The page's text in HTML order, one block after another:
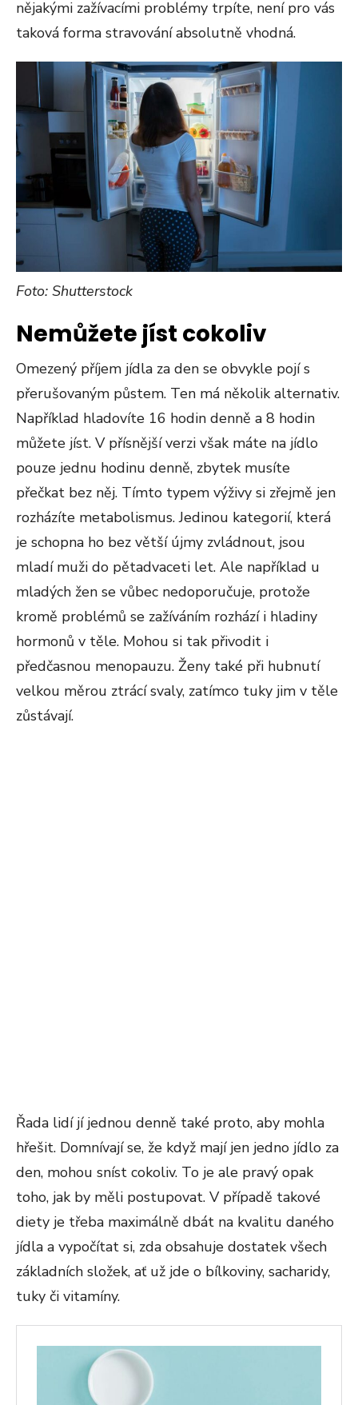
nějakými zažívacími problémy trpíte, není pro vás
taková forma stravování absolutně vhodná.
Foto: Shutterstock
Nemůžete jíst cokoliv
Omezený příjem jídla za den se obvykle pojí s
přerušovaným půstem. Ten má několik alternativ.
Například hladovíte 16 hodin denně a 8 hodin
můžete jíst. V přísnější verzi však máte na jídlo
pouze jednu hodinu denně, zbytek musíte
přečkat bez něj. Tímto typem výživy si zřejmě jen
rozházíte metabolismus. Jedinou kategorií, která
je schopna ho bez větší újmy zvládnout, jsou
mladí muži do pětadvaceti let. Ale například u
mladých žen se vůbec nedoporučuje, protože
kromě problémů se zažíváním rozhází i hladiny
hormonů v těle. Mohou si tak přivodit i
předčasnou menopauzu. Ženy také při hubnutí
velkou měrou ztrácí svaly, zatímco tuky jim v těle
zůstávají.
Řada lidí jí jednou denně také proto, aby mohla
hřešit. Domnívají se, že když mají jen jedno jídlo za
den, mohou sníst cokoliv. To je ale pravý opak
toho, jak by měli postupovat. V případě takové
diety je třeba maximálně dbát na kvalitu daného
jídla a vypočítat si, zda obsahuje dostatek všech
základních složek, ať už jde o bílkoviny, sacharidy,
tuky či vitamíny.